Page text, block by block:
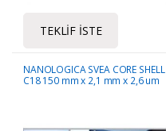
TEKLIF İSTE
NANOLOGICA SVEA CORE SHELL
C18 150 mm x 2,1 mm x 2,6 um